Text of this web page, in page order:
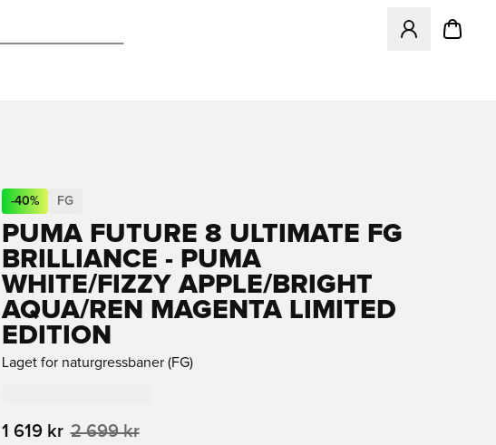
Åpner en
-40% FG
PUMA FUTURE 8 ULTIMATE FG
BRILLIANCE - PUMA
WHITE/FIZZY APPLE/BRIGHT
AQUA/REN MAGENTA LIMITED
EDITION
Laget for naturgressbaner (FG)
1 619 kr 2 699 kr